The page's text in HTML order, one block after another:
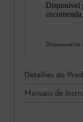
Disponível
Disponível no
Detalhes do
Manuais de